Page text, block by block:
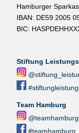
Hamburger
IBAN: DE59 2005
BIC:
Stiftung
Team Hamburg
#teamhamburg